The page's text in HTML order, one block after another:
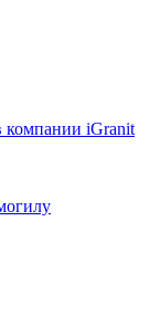
компании iGranit